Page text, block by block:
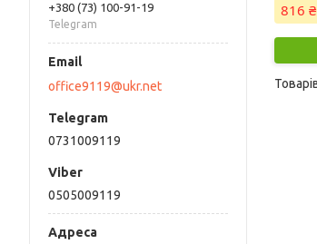
+380 (73) 100-91-19
Telegram
office9119@ukr.net
0731009119
0505009119
816 ₴